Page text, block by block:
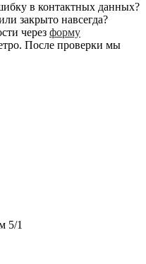
в контактных данных?
закрыто навсегда?
через форму
После проверки мы
5/1